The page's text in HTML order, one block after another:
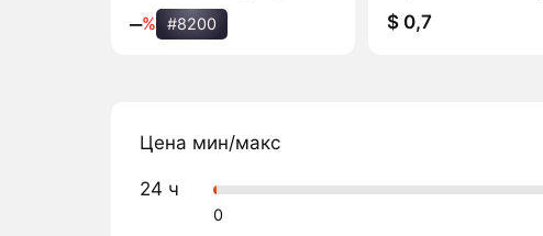
‒% #8200
$ 0,7
Цена мин/макс
24 ч
0